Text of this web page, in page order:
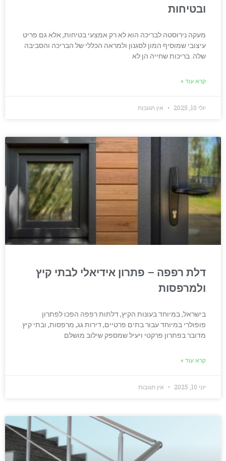
ובטיחות
מעקה נירוסטה לבריכה הוא לא רק אמצעי בטיחות, אלא גם פריט
עיצובי שמוסיף המון לסגנון ולמראה הכללי של הבריכה והסביבה
שלה. בריכות שחייה הן לא
קרא עוד »
אין תגובות
דלת רפפה – פתרון אידיאלי לבתי קיץ
ולמרפסות
בישראל, במיוחד בעונות הקיץ, דלתות רפפה הפכו לפתרון
פופולרי במיוחד עבור בתים פרטיים, דירות גג, מרפסות, ובתי קיץ.
מדובר בפתרון פרקטי ויעיל שמספק שילוב מושלם
קרא עוד »
אין תגובות